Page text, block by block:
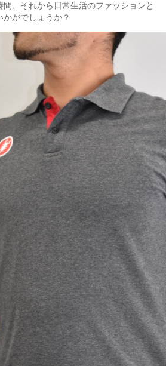
、それから日常生活のファッションと
がでしょうか？